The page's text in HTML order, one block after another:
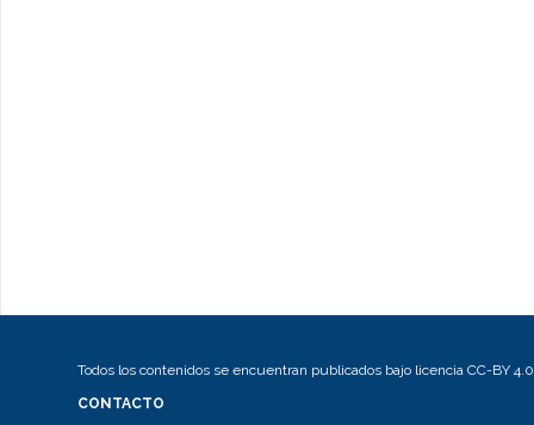
Todos los contenidos se encuentran publicados bajo licencia CC-BY 4.0
CONTACTO